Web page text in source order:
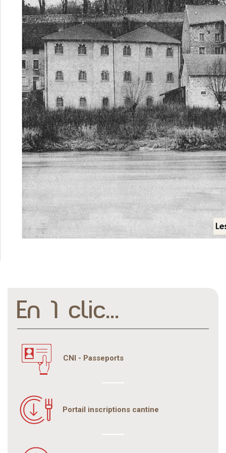
En 1 clic...
CNI - Passeports
Portail inscriptions cantine